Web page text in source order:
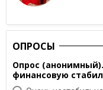
ОПРОСЫ
Опрос
финансовую